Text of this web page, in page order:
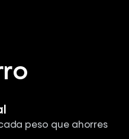
peso que ahorres